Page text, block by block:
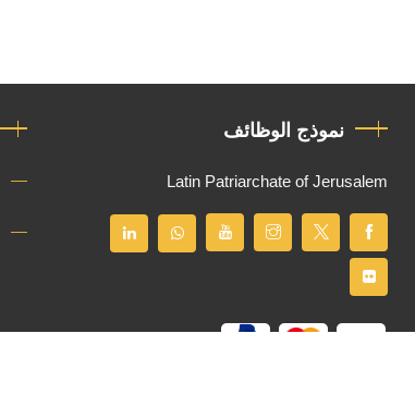
نموذج الوظائف
Latin Patriarchate of Jerusalem